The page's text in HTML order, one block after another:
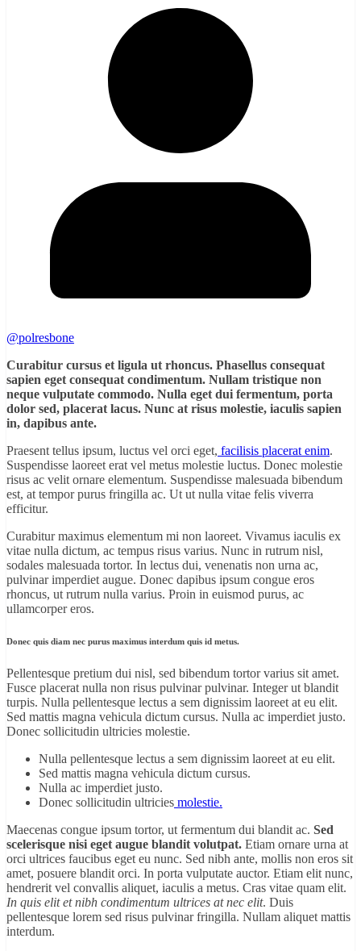
@polresbone
Curabitur cursus et ligula ut rhoncus. Phasellus consequat
sapien eget consequat condimentum. Nullam tristique non
neque vulputate commodo. Nulla eget dui fermentum, porta
dolor sed, placerat lacus. Nunc at risus molestie, iaculis sapien
in, dapibus ante.
Praesent tellus ipsum, luctus vel orci eget, facilisis placerat enim.
Suspendisse laoreet erat vel metus molestie luctus. Donec molestie
risus ac velit ornare elementum. Suspendisse malesuada bibendum
est, at tempor purus fringilla ac. Ut ut nulla vitae felis viverra
efficitur.
Curabitur maximus elementum mi non laoreet. Vivamus iaculis ex
vitae nulla dictum, ac tempus risus varius. Nunc in rutrum nisl,
sodales malesuada tortor. In lectus dui, venenatis non urna ac,
pulvinar imperdiet augue. Donec dapibus ipsum congue eros
rhoncus, ut rutrum nulla varius. Proin in euismod purus, ac
ullamcorper eros.
Donec quis diam nec purus maximus interdum quis id metus.
Pellentesque pretium dui nisl, sed bibendum tortor varius sit amet.
Fusce placerat nulla non risus pulvinar pulvinar. Integer ut blandit
turpis. Nulla pellentesque lectus a sem dignissim laoreet at eu elit.
Sed mattis magna vehicula dictum cursus. Nulla ac imperdiet justo.
Donec sollicitudin ultricies molestie.
Nulla pellentesque lectus a sem dignissim laoreet at eu elit.
Sed mattis magna vehicula dictum cursus.
Nulla ac imperdiet justo.
Donec sollicitudin ultricies molestie.
Maecenas congue ipsum tortor, ut fermentum dui blandit ac. Sed
scelerisque nisi eget augue blandit volutpat. Etiam ornare urna at
orci ultrices faucibus eget eu nunc. Sed nibh ante, mollis non eros sit
amet, posuere blandit orci. In porta vulputate auctor. Etiam elit nunc,
hendrerit vel convallis aliquet, iaculis a metus. Cras vitae quam elit.
In quis elit et nibh condimentum ultrices at nec elit. Duis
pellentesque lorem sed risus pulvinar fringilla. Nullam aliquet mattis
interdum.